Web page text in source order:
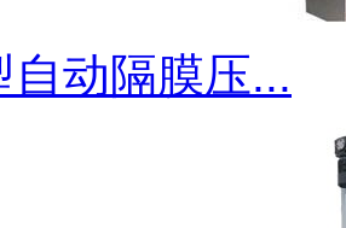
自动隔膜压...